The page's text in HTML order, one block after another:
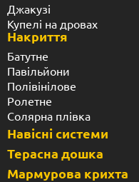
Джакузі
Купелі на дровах
Накриття
Батутне
Павільйони
Полівінілове
Ролетне
Солярна плівка
Навісні системи
Терасна дошка
Мармурова крихта